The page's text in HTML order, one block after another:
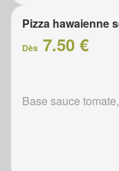
Pizza hawaienne
Dès 7.50 €
Base sauce